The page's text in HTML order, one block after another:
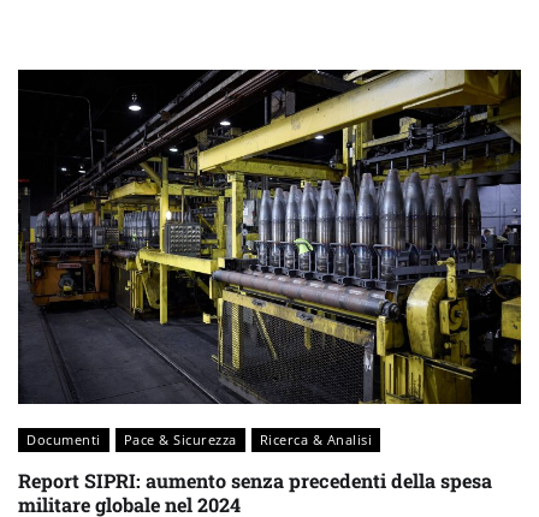
Documenti Pace & Sicurezza Ricerca & Analisi
Report SIPRI: aumento senza precedenti della spesa
militare globale nel 2024